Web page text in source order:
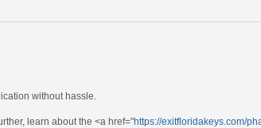
without hassle.
learn about the <a href="https://exitfloridakeys.com/